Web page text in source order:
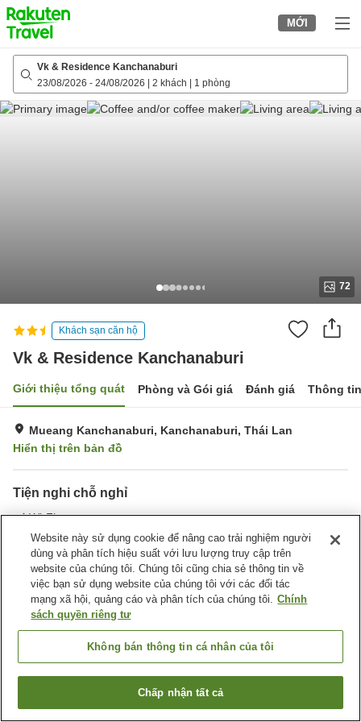
to
top
page
MỚI
Vk & Residence Kanchanaburi
23/08/2026 - 24/08/2026 2 khách 1 phòng
72
Khách sạn căn hộ
Vk & Residence Kanchanaburi
Giới thiệu tổng quát Phòng và Gói giá Đánh giá Thông
Mueang Kanchanaburi, Kanchanaburi, Thái Lan
Hiển thị trên bản đồ
Tiện nghi chỗ nghỉ
Wi-Fi
Trang chủ Thái Lan Kanchanaburi
Mueang Kanchanaburi
Vk & Residence Kanchanaburi
Tìm phòng trống
Website này sử dụng cookie để nâng cao trải nghiệm người
dùng và phân tích hiệu suất với lưu lượng truy cập trên
website của chúng tôi. Chúng tôi cũng chia sẻ thông tin về
việc bạn sử dụng website của chúng tôi với các đối tác
mạng xã hội, quảng cáo và phân tích của chúng tôi. Chính
sách quyền riêng tư
Không bán thông tin cá nhân của tôi
Chấp nhận tất cả